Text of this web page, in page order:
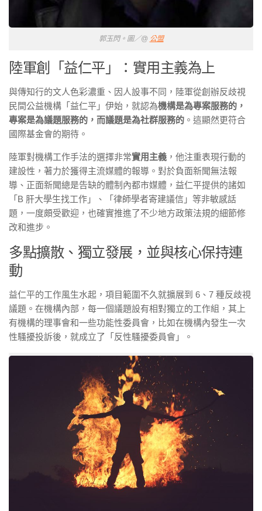
郭玉閃。圖／@ 公盟
陸軍創「益仁平」：實用主義為上
與傳知行的文人色彩濃重、因人設事不同，陸軍從創辦反歧視
民間公益機構「益仁平」伊始，就認為機構是為專案服務的，
專案是為議題服務的，而議題是為社群服務的 。這顯然更符合
國際基金會的期待。
陸軍對機構工作手法的選擇非常實用主義 ，他注重表現行動的
建設性，著力於獲得主流媒體的報導。對於負面新聞無法報
導、正面新聞總是告缺的體制內都市媒體，益仁平提供的諸如
「B 肝大學生找工作」、「律師學者寄建議信」等非敏感話
題，一度頗受歡迎，也確實推進了不少地方政策法規的細節修
改和進步。
多點擴散、獨立發展，並與核心保持連
動
益仁平的工作風生水起，項目範圍不久就擴展到 6、7 種反歧視
議題。在機構內部，每一個議題設有相對獨立的工作組，其上
有機構的理事會和一些功能性委員會，比如在機構內發生一次
性騷擾投訴後，就成立了「反性騷擾委員會」。